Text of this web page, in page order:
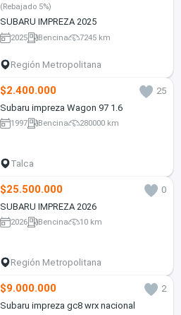
(Rebajado 5%)
SUBARU IMPREZA 2025
2025 Bencina 7245 km
Región Metropolitana
$2.400.000
25
Subaru impreza Wagon 97 1.6
1997 Bencina 280000 km
Talca
$25.500.000
0
SUBARU IMPREZA 2026
2026 Bencina 10 km
Región Metropolitana
$9.000.000
2
Subaru impreza gc8 wrx nacional